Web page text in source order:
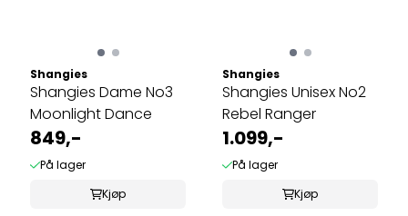
Shangies
Shangies Dame No3
Moonlight Dance
849,-
På lager
Kjøp
Shangies
Shangies Unisex No2
Rebel Ranger
1.099,-
På lager
Kjøp